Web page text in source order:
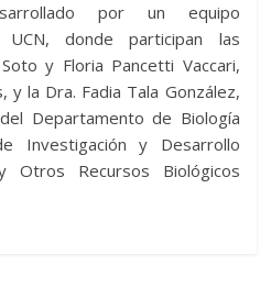
por un equipo
donde participan las
y Floria Pancetti Vaccari,
la Dra. Fadia Tala González,
Departamento de Biología
Investigación y Desarrollo
Otros Recursos Biológicos